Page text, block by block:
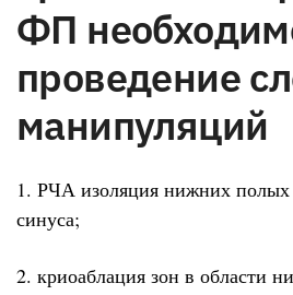
ФП
проведение
манипуляций
1. РЧА изоляция нижних полых
синуса;
2. криоаблация зон в области